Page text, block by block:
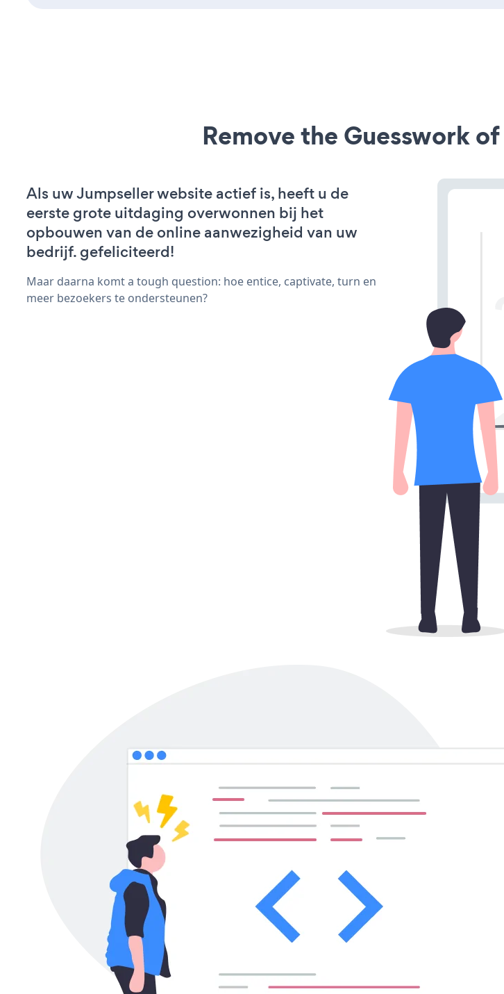
Remove the Guesswork
Als uw Jumpseller website actief is, heeft u de
eerste grote uitdaging overwonnen bij het
opbouwen van de online aanwezigheid van uw
bedrijf. gefeliciteerd!
Maar daarna komt a tough question: hoe entice, captivate, turn en
meer bezoekers te ondersteunen?